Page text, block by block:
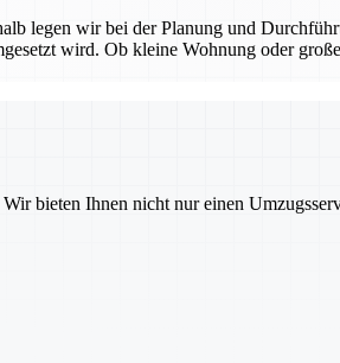
legen wir bei der Planung und
wird. Ob kleine Wohnung oder
bieten Ihnen nicht nur einen